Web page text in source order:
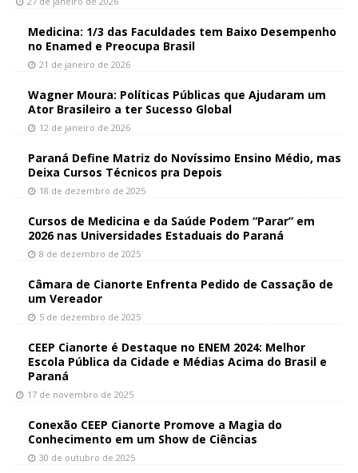
Medicina: 1/3 das Faculdades tem Baixo Desempenho
no Enamed e Preocupa Brasil
21 de janeiro de 2026
Wagner Moura: Políticas Públicas que Ajudaram um
Ator Brasileiro a ter Sucesso Global
12 de janeiro de 2026
Paraná Define Matriz do Novíssimo Ensino Médio, mas
Deixa Cursos Técnicos pra Depois
18 de dezembro de 2025
Cursos de Medicina e da Saúde Podem “Parar” em
2026 nas Universidades Estaduais do Paraná
8 de dezembro de 2025
Câmara de Cianorte Enfrenta Pedido de Cassação de
um Vereador
5 de dezembro de 2025
CEEP Cianorte é Destaque no ENEM 2024: Melhor
Escola Pública da Cidade e Médias Acima do Brasil e
Paraná
17 de novembro de 2025
Conexão CEEP Cianorte Promove a Magia do
Conhecimento em um Show de Ciências
30 de outubro de 2025